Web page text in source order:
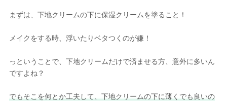
まずは、下地クリームの下に保湿クリームを塗ること！
メイクをする時、浮いたりベタつくのが嫌！
っということで、下地クリームだけで済ませる方、意外に多いん
ですよね？
でもそこを何とか工夫して、下地クリームの下に薄くでも良いの